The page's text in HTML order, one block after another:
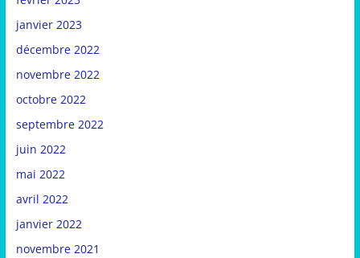
janvier 2023
décembre 2022
novembre 2022
octobre 2022
septembre 2022
juin 2022
mai 2022
avril 2022
janvier 2022
novembre 2021